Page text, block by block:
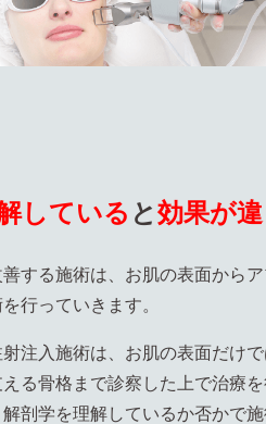
している と効果が違
する施術は、お肌の表面から
行っていきます。
注入施術は、お肌の表面だけ
る骨格まで診察した上で治療
剖学を理解しているか否かで